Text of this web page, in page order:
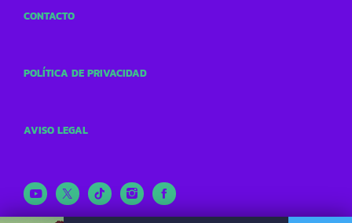
CONTACTO
POLÍTICA DE PRIVACIDAD
AVISO LEGAL